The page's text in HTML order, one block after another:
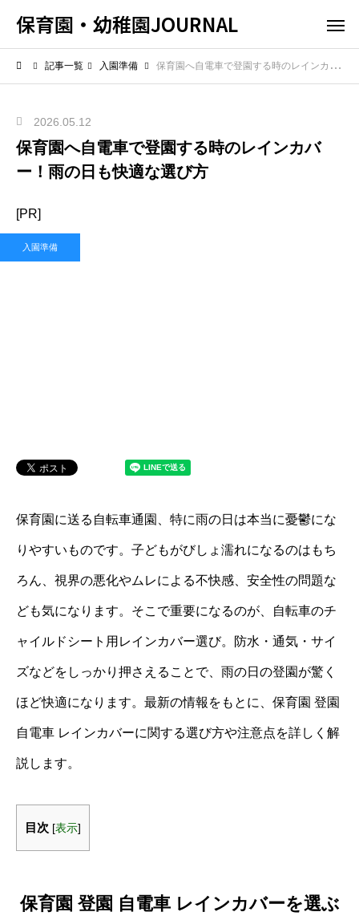
保育園・幼稚園JOURNAL
記事一覧 入園準備 保育園へ自電車で登園する時のレインカバー！雨の日も快適な選び方
2026.05.12
保育園へ自電車で登園する時のレインカバ
ー！雨の日も快適な選び方
[PR]
入園準備
保育園に送る自転車通園、特に雨の日は本当に憂鬱にな
りやすいものです。子どもがびしょ濡れになるのはもち
ろん、視界の悪化やムレによる不快感、安全性の問題な
ども気になります。そこで重要になるのが、自転車のチ
ャイルドシート用レインカバー選び。防水・通気・サイ
ズなどをしっかり押さえることで、雨の日の登園が驚く
ほど快適になります。最新の情報をもとに、保育園 登園
自電車 レインカバーに関する選び方や注意点を詳しく解
説します。
目次 [表示]
保育園 登園 自電車 レインカバーを選ぶ